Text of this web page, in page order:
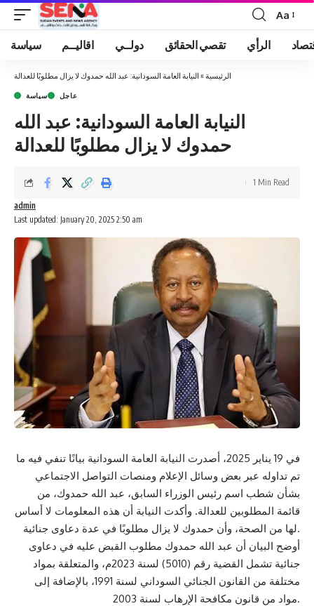
Font
Resizer
Aa
سياسة اقاليــم دولــي تقصي الحقائق الرأي
الرئيسية » النيابة العامة السودانية: عبد الله حمدوك لا يزال مطلوبًا للعدالة
سياسة عاجل
النيابة العامة السودانية: عبد الله
حمدوك لا يزال مطلوبًا للعدالة
Last updated: January 20, 2025 2:50 am
admin
1 Min Read
في 19 يناير 2025، أصدرت النيابة العامة السودانية بيانًا تنفي فيه ما
تم تداوله عبر بعض وسائل الإعلام ومنصات التواصل الاجتماعي
بشأن شطب اسم رئيس الوزراء السابق، عبد الله حمدوك، من
قائمة المطلوبين للعدالة. وأكدت النيابة أن هذه المعلومات لا أساس
لها من الصحة، وأن حمدوك لا يزال مطلوبًا في عدة دعاوى جنائية.
أوضح البيان أن عبد الله حمدوك مطلوب القبض عليه في دعاوى
جنائية تشمل القضية رقم (5010) لسنة 2023م، والمتعلقة بمواد
مختلفة من القانون الجنائي السوداني لسنة 1991، بالإضافة إلى
مواد من قانون مكافحة الإرهاب لسنة 2003.